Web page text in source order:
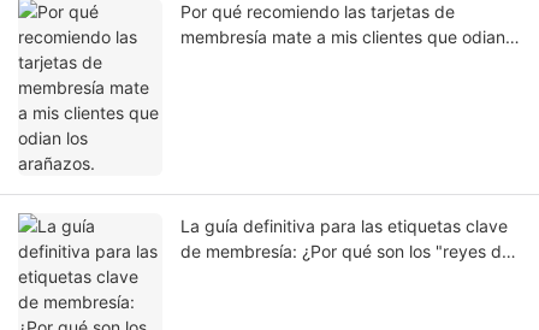
Por qué recomiendo las tarjetas de
membresía mate a mis clientes que odian
La guía definitiva para las etiquetas clave
de membresía: ¿Por qué son los "reyes de